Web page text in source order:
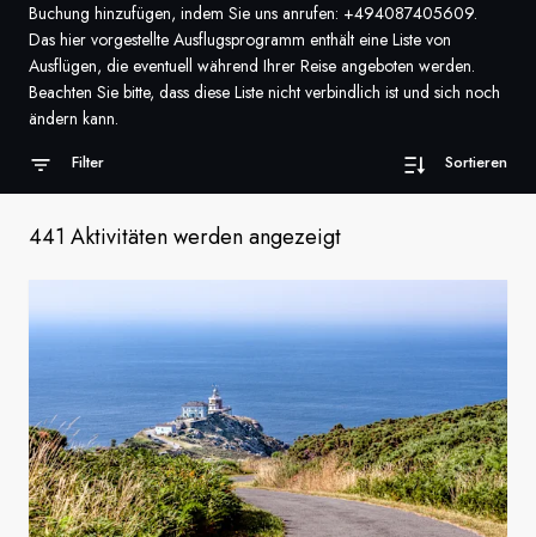
Deutschland
Schweiz
Frankreich
Schweden
Norwegen
Buchung hinzufügen, indem Sie uns anrufen: +494087405609.
Das hier vorgestellte Ausflugsprogramm enthält eine Liste von
Ausflügen, die eventuell während Ihrer Reise angeboten werden.
Beachten Sie bitte, dass diese Liste nicht verbindlich ist und sich noch
ändern kann.
Filter Sortieren
441 Aktivitäten werden angezeigt